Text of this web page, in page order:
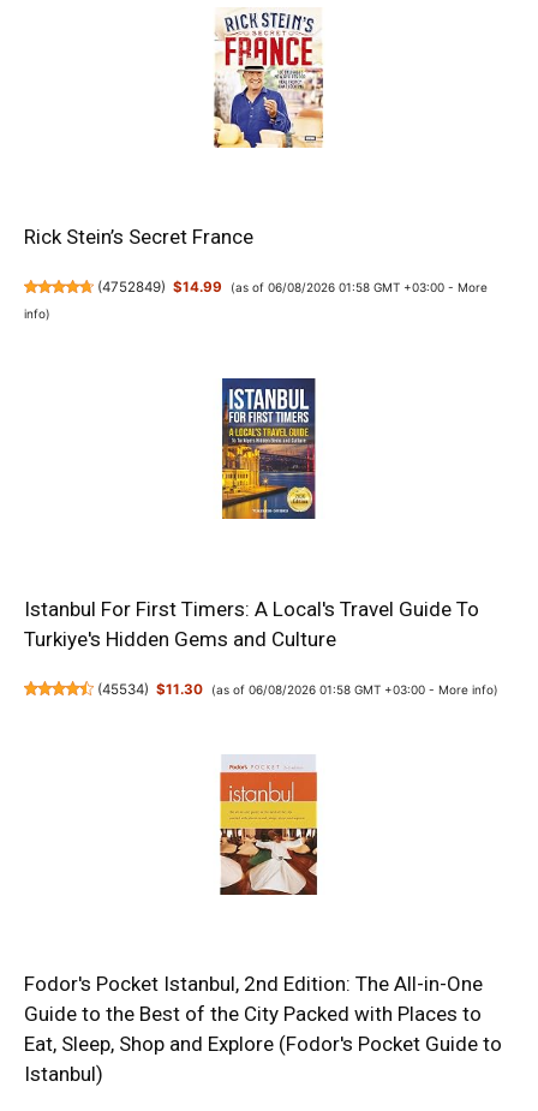
Rick Stein’s Secret France
(4752849) $14.99 (as of 06/08/2026 01:58 GMT +03:00 - More
info)
Istanbul For First Timers: A Local's Travel Guide To
Turkiye's Hidden Gems and Culture
(45534) $11.30 (as of 06/08/2026 01:58 GMT +03:00 - More info)
Fodor's Pocket Istanbul, 2nd Edition: The All-in-One
Guide to the Best of the City Packed with Places to
Eat, Sleep, Shop and Explore (Fodor's Pocket Guide to
Istanbul)